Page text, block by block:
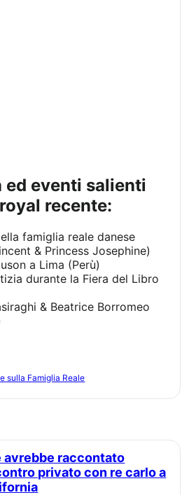
recente:
famiglia reale danese
& Princess Josephine)
a Lima (Perù)
durante la Fiera del Libro
& Beatrice Borromeo
sulla Famiglia Reale
privato con re carlo a